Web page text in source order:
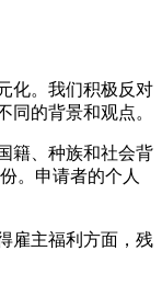
化。我们积极反对
同的背景和观点。
籍、种族和社会背
。申请者的个人
雇主福利方面，残